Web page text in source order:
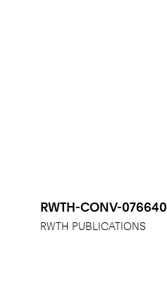
RWTH-CONV-076640
RWTH PUBLICATIONS